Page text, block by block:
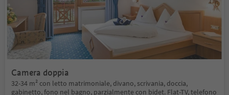
Camera doppia
32-34 m² con letto matrimoniale, divano, scrivania, doccia,
gabinetto, fono nel bagno, parzialmente con bidet. Flat-TV, telefono